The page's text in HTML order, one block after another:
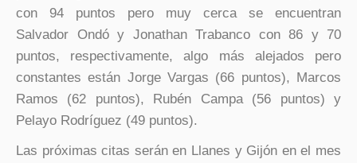
con 94 puntos pero muy cerca se encuentran
Salvador Ondó y Jonathan Trabanco con 86 y 70
puntos, respectivamente, algo más alejados pero
constantes están Jorge Vargas (66 puntos), Marcos
Ramos (62 puntos), Rubén Campa (56 puntos) y
Pelayo Rodríguez (49 puntos).
Las próximas citas serán en Llanes y Gijón en el mes